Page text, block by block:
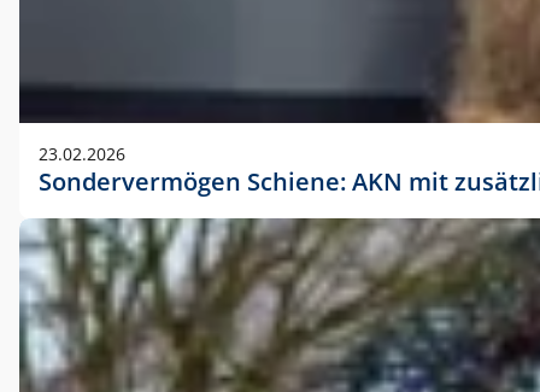
23.02.2026
Sondervermögen Schiene: AKN mit